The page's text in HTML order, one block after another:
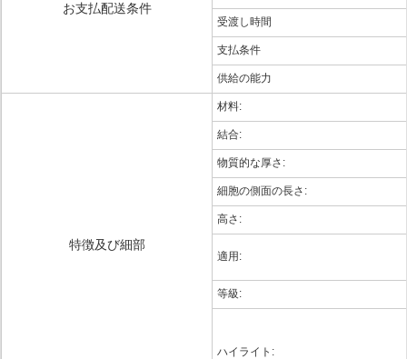
お支払配送条件
受渡し時間
支払条件
供給の能力
特徴及び細部
材料:
結合:
物質的な厚さ:
細胞の側面の長さ:
高さ:
適用:
等級:
ハイライト: